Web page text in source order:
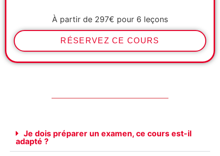
À partir de 297€ pour 6 leçons
RÉSERVEZ CE COURS
Je dois préparer un examen, ce cours est-il
adapté ?